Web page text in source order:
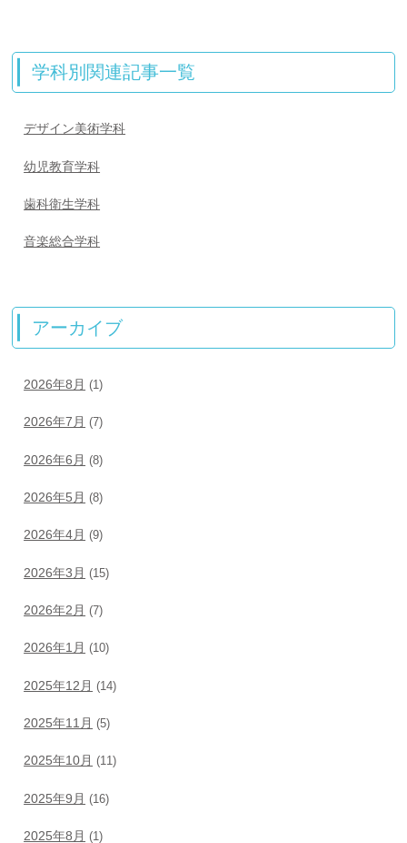
学科別関連記事一覧
デザイン美術学科
幼児教育学科
歯科衛生学科
音楽総合学科
アーカイブ
2026年8月 (1)
2026年7月 (7)
2026年6月 (8)
2026年5月 (8)
2026年4月 (9)
2026年3月 (15)
2026年2月 (7)
2026年1月 (10)
2025年12月 (14)
2025年11月 (5)
2025年10月 (11)
2025年9月 (16)
2025年8月 (1)